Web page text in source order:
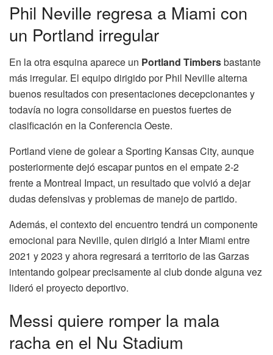
Phil Neville regresa a Miami con
un Portland irregular
En la otra esquina aparece un Portland Timbersbastante
más irregular. El equipo dirigido por Phil Neville alterna
buenos resultados con presentaciones decepcionantes y
todavía no logra consolidarse en puestos fuertes de
clasificación en la Conferencia Oeste.
Portland viene de golear a Sporting Kansas City, aunque
posteriormente dejó escapar puntos en el empate 2-2
frente a Montreal Impact, un resultado que volvió a dejar
dudas defensivas y problemas de manejo de partido.
Además, el contexto del encuentro tendrá un componente
emocional para Neville, quien dirigió a Inter Miami entre
2021 y 2023 y ahora regresará a territorio de las Garzas
intentando golpear precisamente al club donde alguna vez
lideró el proyecto deportivo.
Messi quiere romper la mala
racha en el Nu Stadium